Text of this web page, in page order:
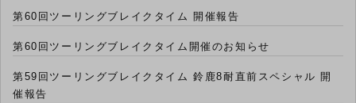
第60回ツーリングブレイクタイム 開催報告
第60回ツーリングブレイクタイム開催のお知らせ
第59回ツーリングブレイクタイム 鈴鹿8耐直前スペシャル 開
催報告